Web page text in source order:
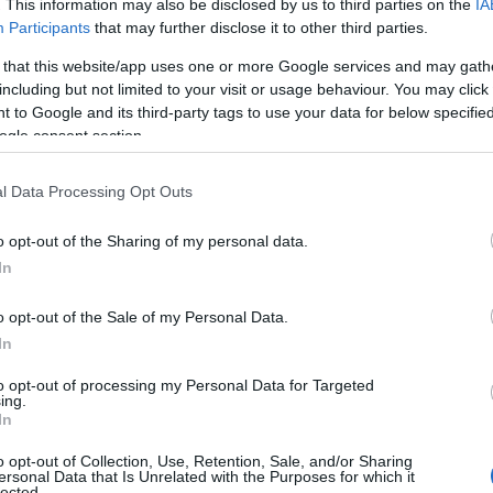
This information may also be disclosed by us to third parties on the
Participants that may further disclose it to other third parties.
that this website/app uses one or more Google services and may
but not limited to your visit or usage behaviour. You may
to Google and its third-party tags to use your data for below
consent section.
Data Processing Opt Outs
opt-out of the Sharing of my personal data.
opt-out of the Sale of my Personal Data.
opt-out of processing my Personal Data for Targeted
opt-out of Collection, Use, Retention, Sale, and/or Sharing
Data that Is Unrelated with the Purposes for which it
ιδίως αν δεν είναι “κολλητός” σας και δεν
συμβατοί και θα περάσετε καλά μαζί. Μόλις 9
πιο εύκολα για εσάς και για τον συνταξιδιώτη σας…